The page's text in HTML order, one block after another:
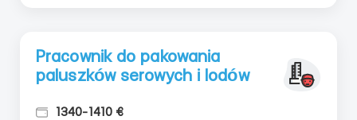
Pracownik do pakowania
paluszków serowych i lodów
1340-1410 €